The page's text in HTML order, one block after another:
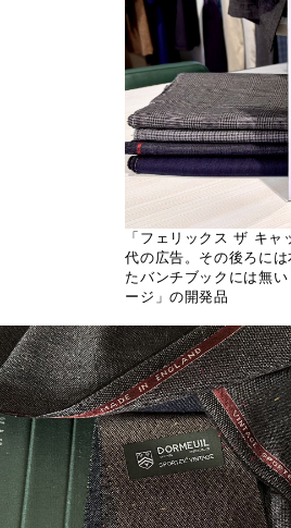
「フェリックス ザ キ
代の広告。その後ろに
たバンチブックには無
ージ」の開発品